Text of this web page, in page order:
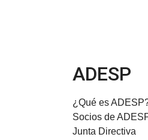
ADESP
¿Qué es
Socios de
Junta Directiva